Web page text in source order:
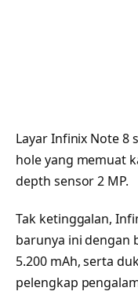
Layar Infinix Note 8
hole yang memuat
depth sensor 2 MP.
Tak ketinggalan,
barunya ini dengan
5.200 mAh, serta
pelengkap